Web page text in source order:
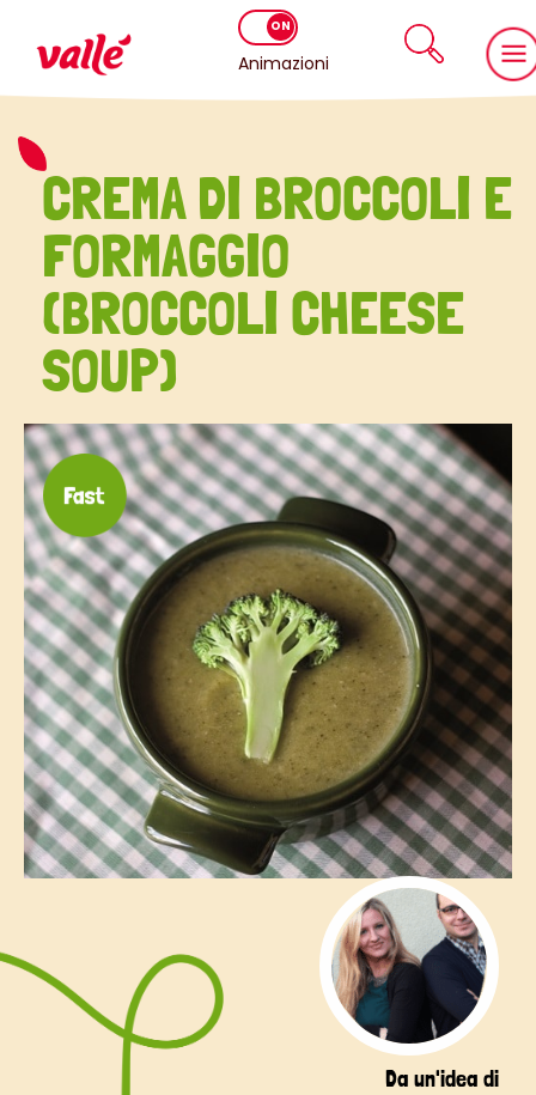
Animazioni
CREMA DI BROCCOLI E
FORMAGGIO
(BROCCOLI CHEESE
SOUP)
Da un'idea di